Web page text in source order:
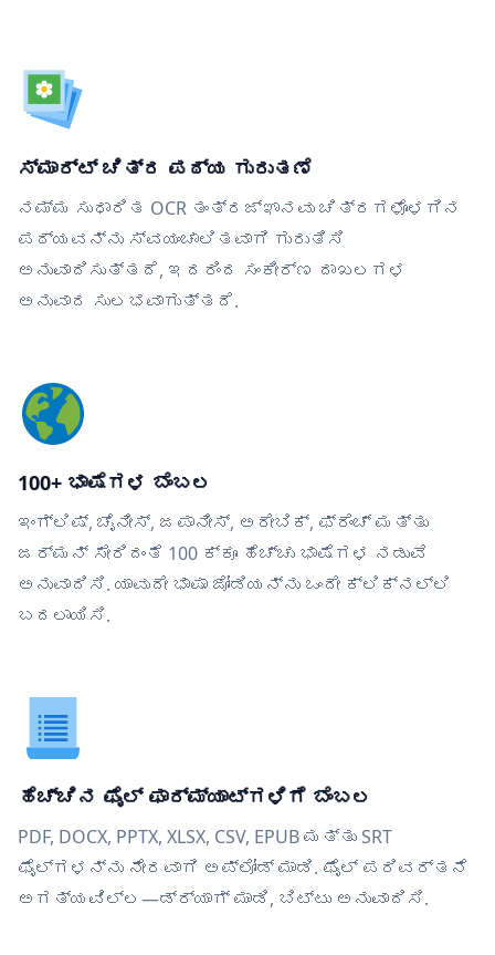
ಸ್ಮಾರ್ಟ್ ಚಿತ್ರ ಪಠ್ಯ ಗುರುತಣೆ
ನಮ್ಮ ಸುಧಾರಿತ OCR ತಂತ್ರಜ್ಞಾನವು ಚಿತ್ರಗಳೊಳಗಿನ
ಪಠ್ಯವನ್ನು ಸ್ವಯಂಚಾಲಿತವಾಗಿ ಗುರುತಿಸಿ
ಅನುವಾದಿಸುತ್ತದೆ, ಇದರಿಂದ ಸಂಕೀರ್ಣ ದಾಖಲಗಳ
ಅನುವಾದ ಸುಲಭವಾಗುತ್ತದೆ.
100+ ಭಾಷೆಗಳ ಬೆಂಬಲ
ಇಂಗ್ಲಿಷ್, ಚೈನೀಸ್, ಜಪಾನೀಸ್, ಅರೇಬಿಕ್, ಫ್ರೆಂಚ್ ಮತ್ತು
ಜರ್ಮನ್ ಸೇರಿದಂತೆ 100 ಕ್ಕೂ ಹೆಚ್ಚು ಭಾಷೆಗಳ ನಡುವೆ
ಅನುವಾದಿಸಿ. ಯಾವುದೇ ಭಾಷಾ ಜೋಡಿಯನ್ನು ಒಂದೇ ಕ್ಲಿಕ್‌ನಲ್ಲಿ
ಬದಲಾಯಿಸಿ.
ಹೆಚ್ಚಿನ ಫೈಲ್ ಫಾರ್ಮ್ಯಾಟ್‌ಗಳಿಗೆ ಬೆಂಬಲ
PDF, DOCX, PPTX, XLSX, CSV, EPUB ಮತ್ತು SRT
ಫೈಲ್‌ಗಳನ್ನು ನೇರವಾಗಿ ಅಪ್ಲೋಡ್ ಮಾಡಿ. ಫೈಲ್ ಪರಿವರ್ತನೆ
ಅಗತ್ಯವಿಲ್ಲ—ಡ್ರ್ಯಾಗ್ ಮಾಡಿ, ಬಿಟ್ಟು ಅನುವಾದಿಸಿ.